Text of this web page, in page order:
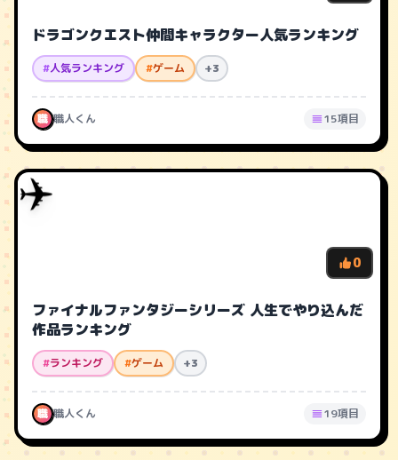
ドラゴンクエスト仲間キャラクター人気ランキング
#人気ランキング #ゲーム +3
職 職人くん 15項目
✈️
0
ファイナルファンタジーシリーズ 人生でやり込んだ
作品ランキング
#ランキング #ゲーム +3
職 職人くん 19項目